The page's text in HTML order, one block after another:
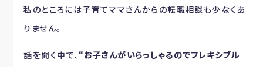
私のところには子育てママさんからの転職相談も少なくあ
りません。
話を聞く中で、 “お子さんがいらっしゃるのでフレキシブル